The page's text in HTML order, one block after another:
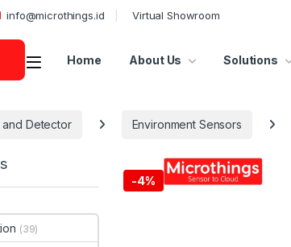
info@microthings.id Virtual Showroom
Open Home About Us Solutions
and Detector Environment Sensors
-4%
(39)